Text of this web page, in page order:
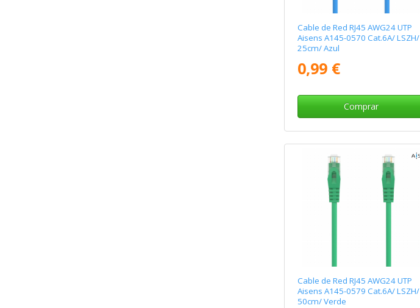
Cable de Red RJ45 AWG24 UTP
Aisens A145-0570 Cat.6A/ LSZH/
25cm/ Azul
0,99 €
Comprar
Cable de Red RJ45 AWG24 UTP
Aisens A145-0579 Cat.6A/ LSZH/
50cm/ Verde